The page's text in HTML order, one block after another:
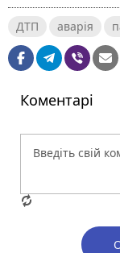
ДТП аварія
Коментарі